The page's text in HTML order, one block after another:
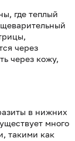
где теплый
через
через кожу,
в нижних
много
такими как